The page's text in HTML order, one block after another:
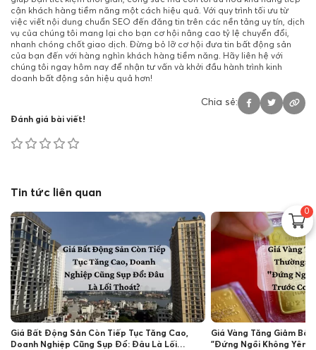
0
cận khách hàng tiềm năng một cách hiệu quả. Với quy trình tối ưu từ
việc viết nội dung chuẩn SEO đến đăng tin trên các nền tảng uy tín, dịch
vụ của chúng tôi mang lại cho bạn cơ hội nâng cao tỷ lệ chuyển đổi,
nhanh chóng chốt giao dịch. Đừng bỏ lỡ cơ hội đưa tin bất động sản
của bạn đến với hàng nghìn khách hàng tiềm năng. Hãy liên hệ với
chúng tôi ngay hôm nay để nhận tư vấn và khởi đầu hành trình kinh
doanh bất động sản hiệu quả hơn!
Chia sẻ:
Đánh giá bài viết!
Tin tức liên quan
Giá Bất Động Sản Còn Tiếp Tục Tăng Cao,
Doanh Nghiệp Cũng Sụp Đổ: Đâu Là Lối
Giá Vàng Tăng Giảm
"Đứng Ngồi Không Yên"